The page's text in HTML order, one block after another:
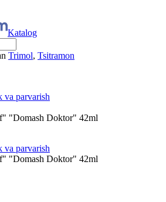
Katalog
Trimol, Tsitramon
va parvarish
"Domash Doktor" 42ml
va parvarish
"Domash Doktor" 42ml